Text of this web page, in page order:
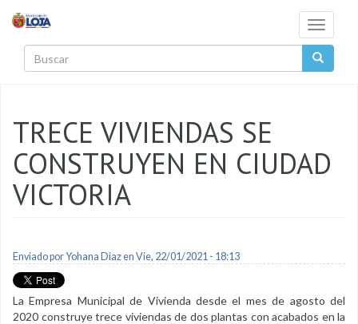
Toggle
TRECE VIVIENDAS SE
CONSTRUYEN EN CIUDAD
VICTORIA
Enviado porYohana Diazen Vie, 22/01/2021 - 18:13
La Empresa Municipal de Vivienda desde el mes de agosto del
2020 construye trece viviendas de dos plantas con acabados en la